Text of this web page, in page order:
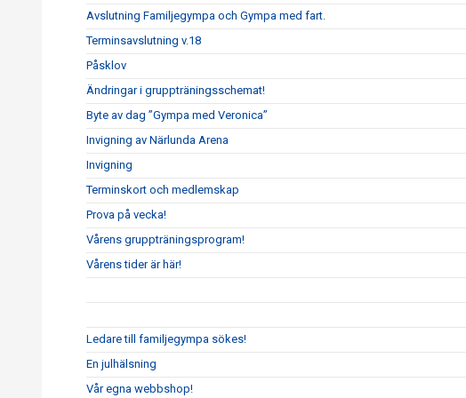
Avslutning Familjegympa och Gympa med fart.
Terminsavslutning v.18
Påsklov
Ändringar i gruppträningsschemat!
Byte av dag ”Gympa med Veronica”
Invigning av Närlunda Arena
Invigning
Terminskort och medlemskap
Prova på vecka!
Vårens gruppträningsprogram!
Vårens tider är här!
Ledare till familjegympa sökes!
En julhälsning
Vår egna webbshop!